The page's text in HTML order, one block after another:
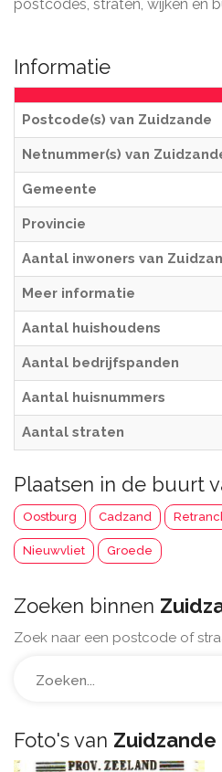
postcodes, straten, wijken en
Informatie
Postcode(s) van Zuidzande
Netnummer(s) van
Gemeente
Provincie
Aantal inwoners van
Meer informatie
Aantal huishoudens
Aantal bedrijfspanden
Aantal huisnummers
Aantal straten
Plaatsen in de buurt
Oostburg Cadzand
Nieuwvliet Groede
Zoeken binnen
Zoek naar een postcode of
Foto's van Zuidzande